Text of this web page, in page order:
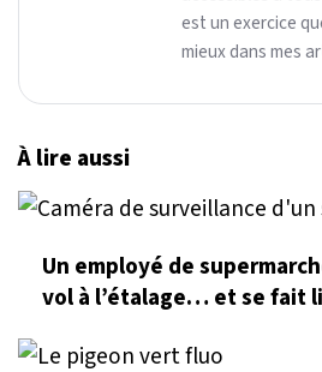
est un exercice
mieux dans mes
À lire aussi
Un employé de
vol à l’étalage… et se fait